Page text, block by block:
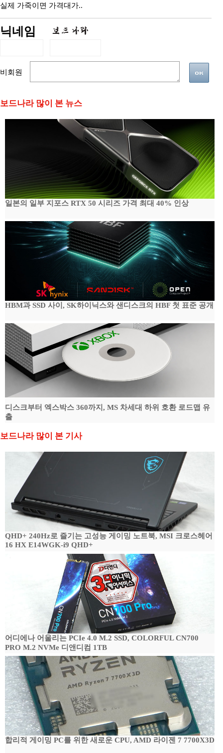
실제 가죽이면 가격대가..
닉네임
비회원
보드나라 많이 본 뉴스
일본의 일부 지포스 RTX 50 시리즈 가격 최대 40% 인상
HBM과 SSD 사이, SK하이닉스와 샌디스크의 HBF 첫 표준 공개
디스크부터 엑스박스 360까지, MS 차세대 하위 호환 로드맵 유
출
보드나라 많이 본 기사
QHD+ 240Hz로 즐기는 고성능 게이밍 노트북, MSI 크로스헤어
16 HX E14WGK-i9 QHD+
어디에나 어울리는 PCIe 4.0 M.2 SSD, COLORFUL CN700
PRO M.2 NVMe 디앤디컴 1TB
합리적 게이밍 PC를 위한 새로운 CPU, AMD 라이젠 7 7700X3D